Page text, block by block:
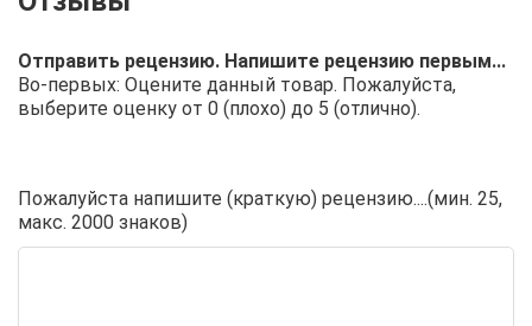
Отправить рецензию. Напишите рецензию первым...
Во-первых: Оцените данный товар. Пожалуйста,
выберите оценку от 0 (плохо) до 5 (отлично).
Пожалуйста напишите (краткую) рецензию....(мин. 25,
макс. 2000 знаков)